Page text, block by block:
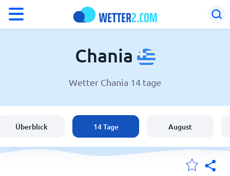
Wetter in Chania
Schweiz
Chania
Wetter Chania 14 tage
Überblick 14 Tage August